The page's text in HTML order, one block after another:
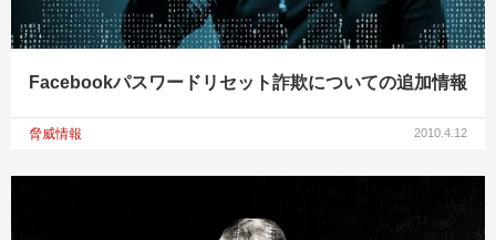
Facebookパスワードリセット詐欺についての追加情報
脅威情報 2010.4.12